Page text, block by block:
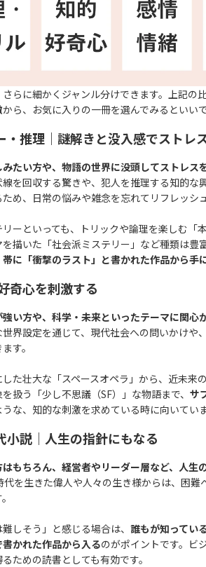
らに細かくジャンル分けできます。上記の
から、お気に入りの一冊を選んでみるといいで
・推理｜謎解きと没入感でストレ
たい方や、物語の世界に没頭してストレス
を回収する驚きや、犯人を推理する知的な
め、日常の悩みや雑念を忘れてリフレッシ
ーといっても、トリックや論理を楽しむ「
描いた「社会派ミステリー」など種類は豊
帯に「衝撃のラスト」と書かれた作品から手
奇心を刺激する
い方や、科学・未来といったテーマに関心
界設定を通じて、現代社会への問いかけや
す。
た壮大な「スペースオペラ」から、近未来
扱う「少し不思議（SF）」な物語まで、 サ
な、知的な刺激を求めている時に向いていま
小説｜人生の指針にもなる
もちろん、経営者やリーダー層など、人生
代を生きた偉人や人々の生き様からは、困
しそう」と感じる場合は、 誰もが知ってい
かれた作品から入るのがポイントです。ビ
ための読書としても有効です。